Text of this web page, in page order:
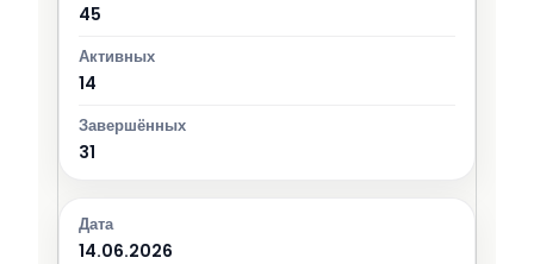
45
14
31
14.06.2026